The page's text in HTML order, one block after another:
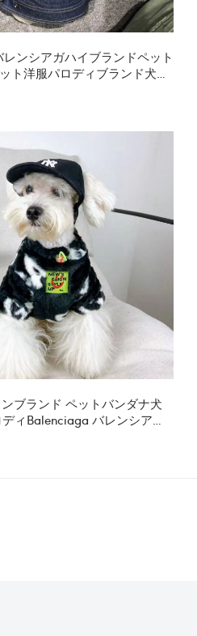
ンシアガハイブランドペット
ト洋服パロディブランド犬服
ブランド ペットバンダナ犬
ィBalenciaga バレンシアガ
用三角巾 アクセサリーブラ